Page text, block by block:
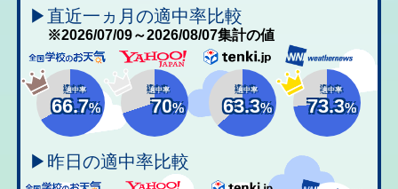
▶直近一ヵ月の適中率比較
※2026/07/09～2026/08/07集計の値
適中率
66.7%
適中率
70%
適中率
63.3%
適中率
73.3%
▶昨日の適中率比較